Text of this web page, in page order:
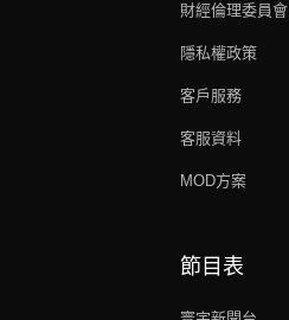
財經倫理委員會
隱私權政策
客戶服務
客服資料
MOD方案
節目表